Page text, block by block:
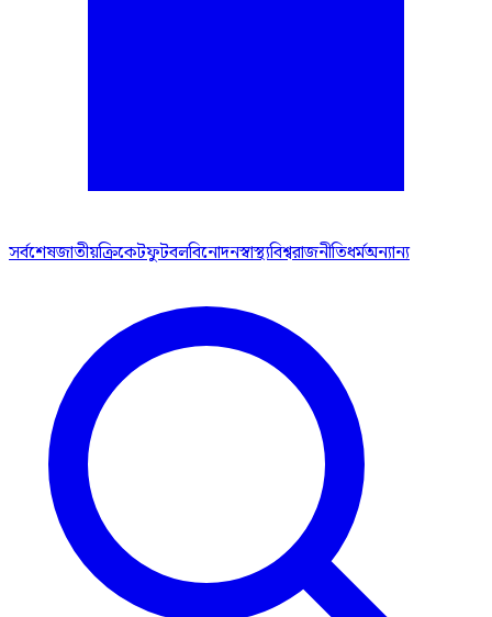
সর্বশেষজাতীয়ক্রিকেটফুটবলবিনোদনস্বাস্থ্যবিশ্বরাজনীতিধর্মঅন্যান্য